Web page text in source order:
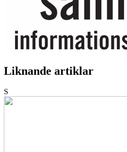
Liknande artiklar
S